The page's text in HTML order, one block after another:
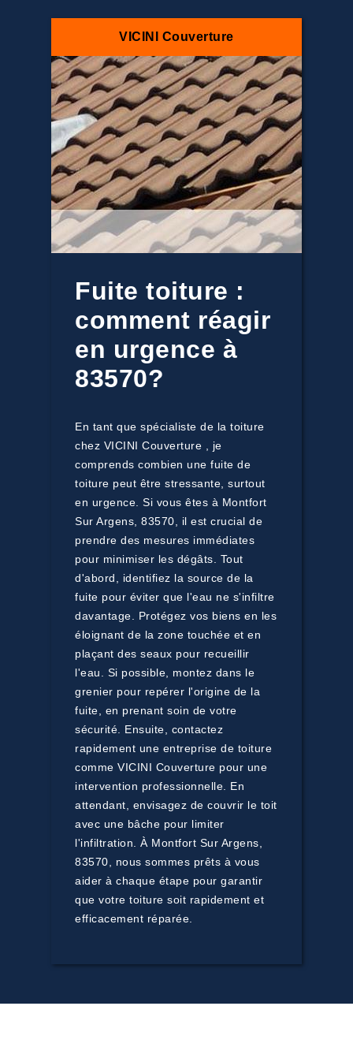
VICINI Couverture
Fuite toiture :
comment réagir
en urgence à
83570?
En tant que spécialiste de la toiture
chez VICINI Couverture , je
comprends combien une fuite de
toiture peut être stressante, surtout
en urgence. Si vous êtes à Montfort
Sur Argens, 83570, il est crucial de
prendre des mesures immédiates
pour minimiser les dégâts. Tout
d'abord, identifiez la source de la
fuite pour éviter que l'eau ne s'infiltre
davantage. Protégez vos biens en les
éloignant de la zone touchée et en
plaçant des seaux pour recueillir
l'eau. Si possible, montez dans le
grenier pour repérer l'origine de la
fuite, en prenant soin de votre
sécurité. Ensuite, contactez
rapidement une entreprise de toiture
comme VICINI Couverture pour une
intervention professionnelle. En
attendant, envisagez de couvrir le toit
avec une bâche pour limiter
l'infiltration. À Montfort Sur Argens,
83570, nous sommes prêts à vous
aider à chaque étape pour garantir
que votre toiture soit rapidement et
efficacement réparée.